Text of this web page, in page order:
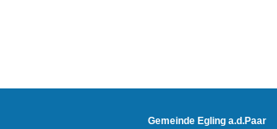
Gemeinde Egling a.d.Paar